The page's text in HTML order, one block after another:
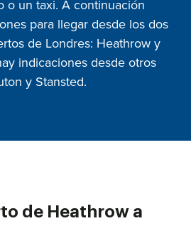
o un taxi. A continuación
para llegar desde los dos
de Londres: Heathrow y
indicaciones desde otros
y Stansted.
de Heathrow a